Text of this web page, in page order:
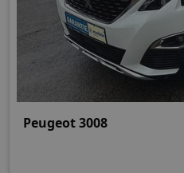
Peugeot 3008